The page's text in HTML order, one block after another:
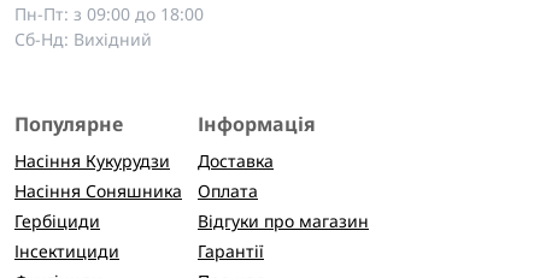
Пн-Пт: з 09:00 до 18:00
Сб-Нд: Вихідний
Популярне
Насіння Кукурудзи
Насіння Соняшника
Гербіциди
Інсектициди
Інформація
Доставка
Оплата
Відгуки про магазин
Гарантії